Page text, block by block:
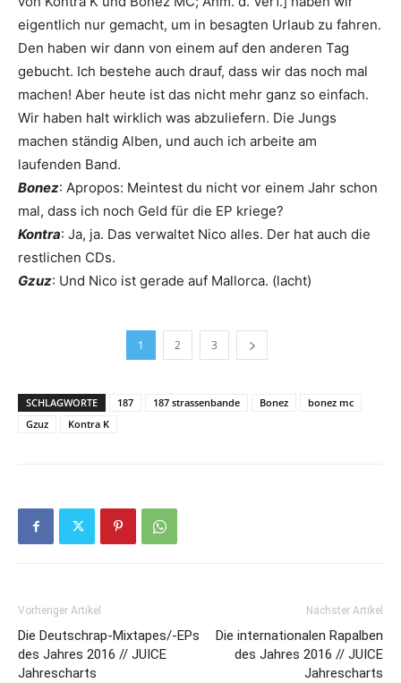
eigentlich nur gemacht, um in besagten Urlaub zu fahren.
Den haben wir dann von einem auf den anderen Tag
gebucht. Ich bestehe auch drauf, dass wir das noch mal
machen! Aber heute ist das nicht mehr ganz so einfach.
Wir haben halt wirklich was abzuliefern. Die Jungs
machen ständig Alben, und auch ich arbeite am
laufenden Band.
Bonez: Apropos: Meintest du nicht vor einem Jahr schon
mal, dass ich noch Geld für die EP kriege?
Kontra: Ja, ja. Das verwaltet Nico alles. Der hat auch die
restlichen CDs.
Gzuz: Und Nico ist gerade auf Mallorca. (lacht)
1 2 3
SCHLAGWORTE 187 187 strassenbande Bonez
bonez mc
Gzuz
Kontra K
Vorheriger Artikel
Die Deutschrap-Mixtapes/-EPs
des Jahres 2016 // JUICE
Jahrescharts
Nächster Artikel
Die internationalen Rapalben
des Jahres 2016 // JUICE
Jahrescharts